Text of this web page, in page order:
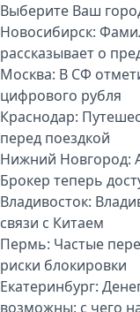
Выберите Ваш
Новосибирск:
рассказывает о
Москва: В СФ
цифрового рубля
Краснодар:
перед поездкой
Нижний Новгород:
Брокер теперь
Владивосток:
связи с Китаем
Пермь: Частые
риски блокировки
Екатеринбург:
возможны: с чего